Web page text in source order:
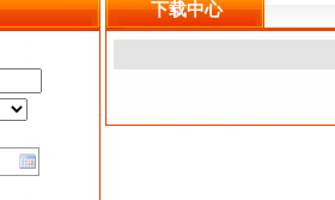
下载中心